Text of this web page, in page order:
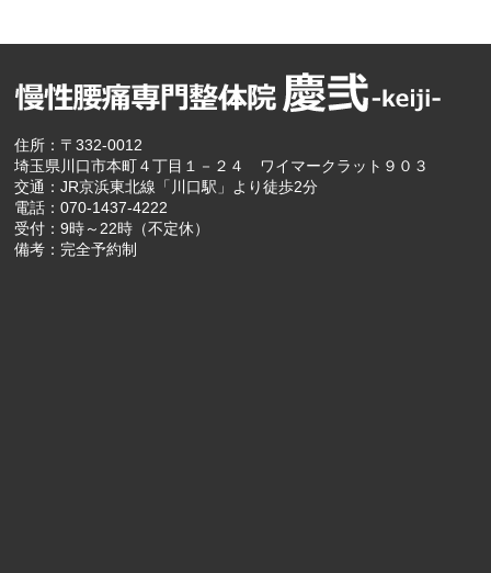
住所：〒332-0012
埼玉県川口市本町４丁目１－２４ ワイマークラット９０３
交通：JR京浜東北線「川口駅」より徒歩2分
電話：070-1437-4222
受付：9時～22時（不定休）
備考：完全予約制